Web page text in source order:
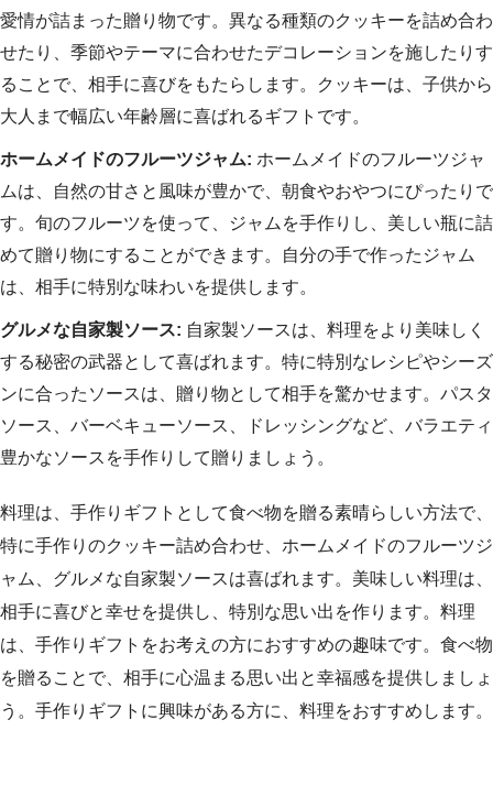
愛情が詰まった贈り物です。異なる種類のクッキーを詰め合わ
せたり、季節やテーマに合わせたデコレーションを施したりす
ることで、相手に喜びをもたらします。クッキーは、子供から
大人まで幅広い年齢層に喜ばれるギフトです。
ホームメイドのフルーツジャム: ホームメイドのフルーツジャ
ムは、自然の甘さと風味が豊かで、朝食やおやつにぴったりで
す。旬のフルーツを使って、ジャムを手作りし、美しい瓶に詰
めて贈り物にすることができます。自分の手で作ったジャム
は、相手に特別な味わいを提供します。
グルメな自家製ソース: 自家製ソースは、料理をより美味しく
する秘密の武器として喜ばれます。特に特別なレシピやシーズ
ンに合ったソースは、贈り物として相手を驚かせます。パスタ
ソース、バーベキューソース、ドレッシングなど、バラエティ
豊かなソースを手作りして贈りましょう。
料理は、手作りギフトとして食べ物を贈る素晴らしい方法で、
特に手作りのクッキー詰め合わせ、ホームメイドのフルーツジ
ャム、グルメな自家製ソースは喜ばれます。美味しい料理は、
相手に喜びと幸せを提供し、特別な思い出を作ります。料理
は、手作りギフトをお考えの方におすすめの趣味です。食べ物
を贈ることで、相手に心温まる思い出と幸福感を提供しましょ
う。手作りギフトに興味がある方に、料理をおすすめします。